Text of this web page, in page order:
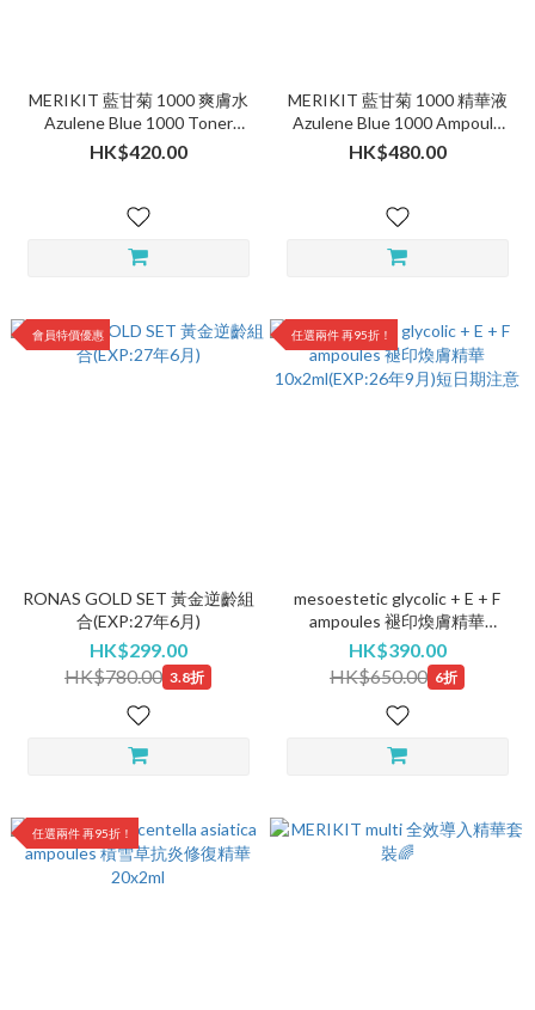
MERIKIT 藍甘菊 1000 爽膚水
Azulene Blue 1000 Toner
500ml
HK$420.00
MERIKIT 藍甘菊 1000 精華液
Azulene Blue 1000 Ampoule
100ml
HK$480.00
會員特價優惠
RONAS GOLD SET 黃金逆齡組
合(EXP:27年6月)
HK$299.00
HK$780.00 3.8折
任選兩件 再95折！
mesoestetic glycolic + E + F
ampoules 褪印煥膚精華
10x2ml(EXP:26年9月)短日期注
意
HK$390.00
HK$650.00 6折
任選兩件 再95折！